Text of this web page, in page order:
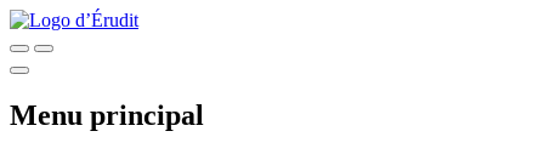
Menu principal